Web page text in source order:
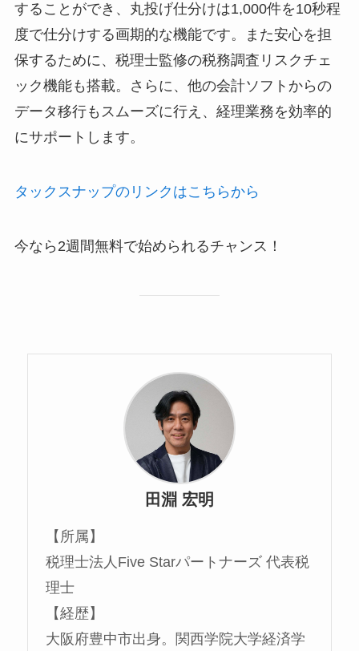
することができ、丸投げ仕分けは1,000件を10秒程
度で仕分けする画期的な機能です。また安心を担
保するために、税理士監修の税務調査リスクチェ
ック機能も搭載。さらに、他の会計ソフトからの
データ移行もスムーズに行え、経理業務を効率的
にサポートします。
タックスナップのリンクはこちらから
今なら2週間無料で始められるチャンス！
田淵 宏明
【所属】
税理士法人Five Starパートナーズ 代表税
理士
【経歴】
大阪府豊中市出身。関西学院大学経済学